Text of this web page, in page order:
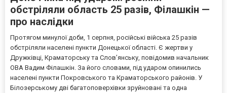
обстріляли область 25 разів, Філашкін —
про наслідки
Протягом минулої доби, 1 серпня, російські війська 25 разів
обстріляли населені пункти Донецької області. Є жертви у
Дружківці, Краматорську та Слов’янську, повідомив начальник
ОВА Вадим Філашкін. За його словами, під ударом опинились
населені пункти Покровського та Краматорського районів. У
Білозерському дві багатоповерхівки зруйновані та одна